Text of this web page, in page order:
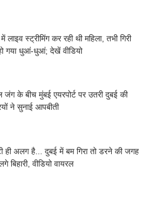
स्ट्रीमिंग कर रही थी महिला, तभी गिरी
गया धुआं-धुआं; देखें वीडियो
जंग के बीच मुंबई एयरपोर्ट पर उतरी दुबई की
ने सुनाई आपबीती
ही अलग है... दुबई में बम गिरा तो डरने की जगह
बिहारी, वीडियो वायरल